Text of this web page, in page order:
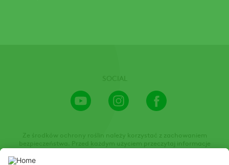
SOCIAL
Youtube
Channel
Instagram
Ze środków ochrony roślin należy korzystać z zachowaniem
bezpieczeństwa. Przed każdym użyciem przeczytaj informacje
zamieszczone w etykiecie i informacje dotyczące produktu. Zwróć
uwagę na zwroty wskazujące rodzaj zagrożenia oraz przestrzegaj